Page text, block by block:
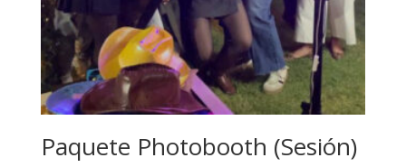
Paquete Photobooth (Sesión)